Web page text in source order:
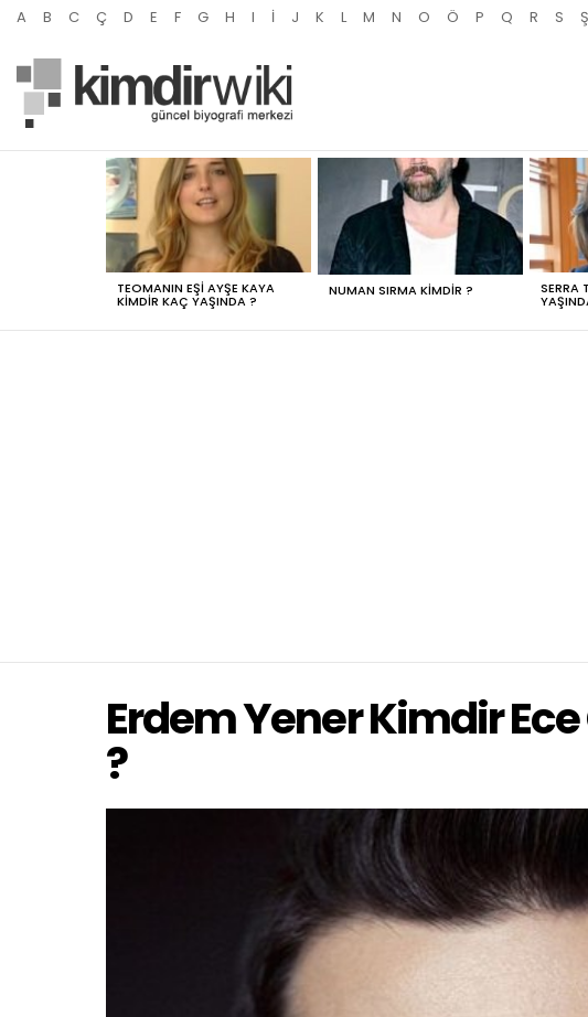
A B C Ç D E F G H I İ J K L M N O Ö P Q R S Ş
MOST
VIEWED
STORIES
TEOMANIN EŞI AYŞE KAYA
KIMDIR KAÇ YAŞINDA ?
NUMAN SIRMA KIMDIR ? SERRA
Erdem Yener Kimdir
?